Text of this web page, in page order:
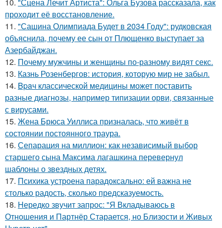
10. "Сцена Лечит Артиста": Ольга Бузова рассказала, как
проходит её восстановление.
11. "Сашина Олимпиада Будет в 2034 Году": рудковская
объяснила, почему ее сын от Плющенко выступает за
Азербайджан.
12. Почему мужчины и женщины по-разному видят секс.
13. Казнь Розенбергов: история, которую мир не забыл.
14. Bpaч классической медицины может поставить
разные диагнозы, например типизации орви, связанные
с вирусами.
15. Жена Брюса Уиллиса призналась, что живёт в
состоянии постоянного траура.
16. Сепарация на миллион: как независимый выбор
старшего сына Максима лагашкина перевернул
шаблоны о звездных детях.
17. Психика устроена парадоксально: ей важна не
столько радость, сколько предсказуемость.
18. Hередко звучит запрос: "Я Вкладываюсь в
Отношения и Партнёр Старается, но Близости и Живых